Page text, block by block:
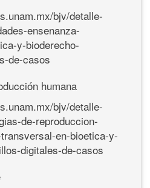
bjv/detalle-
ensenanza-
y-bioderecho-
de-casos
humana
bjv/detalle-
de-reproduccion-
en-bioetica-y-
digitales-de-casos